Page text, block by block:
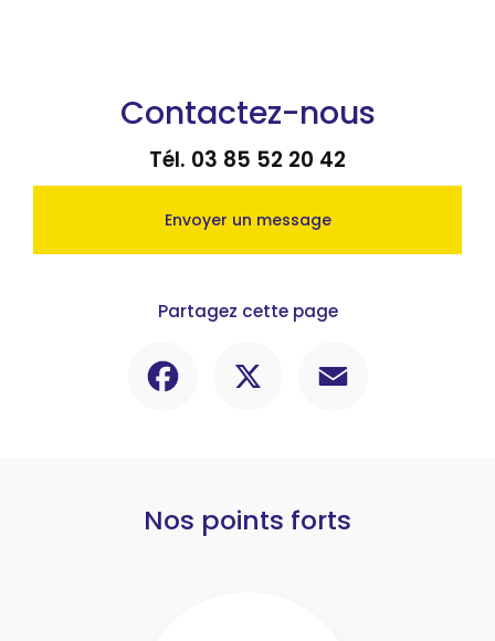
Contactez-nous
Tél. 03 85 52 20 42
Envoyer un message
Partagez cette page
Nos points forts